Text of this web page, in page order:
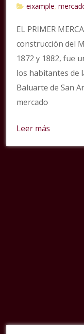
eixample
,
EL PRIMER
construcción del
1872 y 1882, fue
los habitantes de
Baluarte de San
mercado
Leer más